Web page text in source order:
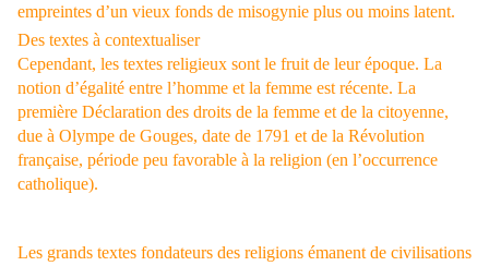
empreintes d’un vieux fonds de misogynie plus ou moins latent.
Des textes à contextualiser
Cependant, les textes religieux sont le fruit de leur époque. La
notion d’égalité entre l’homme et la femme est récente. La
première Déclaration des droits de la femme et de la citoyenne,
due à Olympe de Gouges, date de 1791 et de la Révolution
française, période peu favorable à la religion (en l’occurrence
catholique).
Les grands textes fondateurs des religions émanent de civilisations